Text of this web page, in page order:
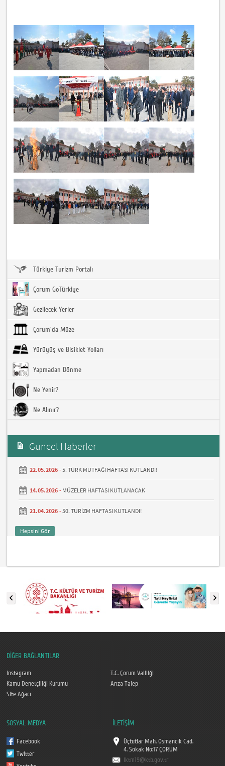
Türkiye Turizm Portalı
Çorum GoTürkiye
Gezilecek Yerler
Çorum'da Müze
Yürüyüş ve Bisiklet Yolları
Yapmadan Dönme
Ne Yenir?
Ne Alınır?
Güncel Haberler
22.05.2026 -5. TÜRK MUTFAĞI HAFTASI KUTLANDI!
14.05.2026 - MÜZELER HAFTASI KUTLANACAK
21.04.2026 -50. TURİZM HAFTASI KUTLANDI!
Hepsini Gör
DİĞER BAĞLANTILAR
Instagram
T.C. Çorum Valiliği
Kamu Denetçiliği Kurumu
Arıza Talep
Site Ağacı
SOSYAL MEDYA
Facebook
Twitter
İLETİŞİM
Üçtutlar Mah. Osmancık Cad.
4. Sokak No:17 ÇORUM
iktm19@ktb.gov.tr